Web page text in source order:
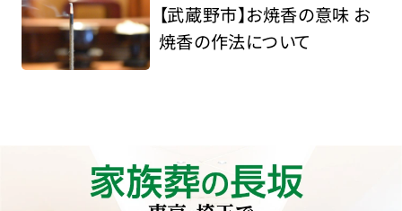
【武蔵野市】お焼香の意味 お
焼香の作法について